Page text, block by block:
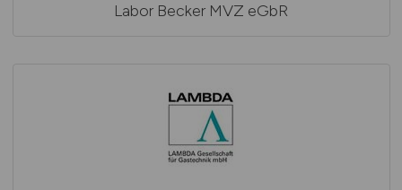
Labor Becker MVZ eGbR